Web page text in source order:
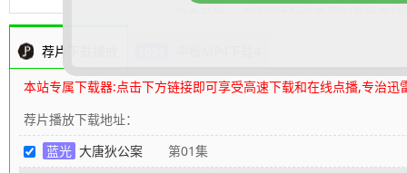
荐片下载播放
本站专属下载器:点击下方链接即可享受高速下载和在线点播,专治迅
荐片播放下载地址：
蓝光 大唐狄公案 第01集